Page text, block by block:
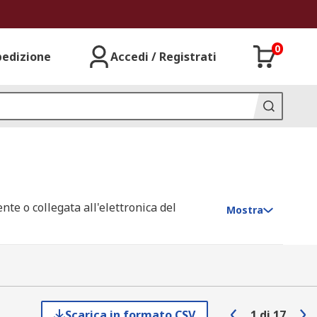
Accedi / Registrati
0
o collegata all'elettronica del Mostra